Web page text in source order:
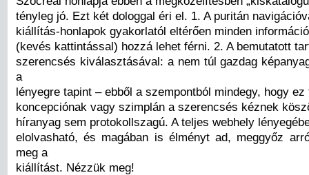
tényleg jó. Ezt két dologgal éri el. 1. A puritán
kiállítás-honlapok gyakorlatól eltérően minden
(kevés kattintással) hozzá lehet férni. 2. A bemutatott
szerencsés kiválasztásával: a nem túl gazdag
a
lényegre tapint – ebből a szempontból mindegy, hogy ez
koncepciónak vagy szimplán a szerencsés kéznek
híranyag sem protokollszagú. A teljes webhely
elolvasható, és magában is élményt ad, meggyőz
meg a
kiállítást. Nézzük meg!